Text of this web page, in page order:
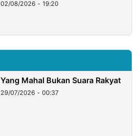
02/08/2026 - 19:20
Yang Mahal Bukan Suara Rakyat
29/07/2026 - 00:37